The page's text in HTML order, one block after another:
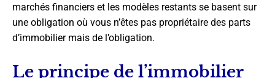
marchés financiers et les modèles restants se basent sur
une obligation où vous n’êtes pas propriétaire des parts
d’immobilier mais de l’obligation.
Le principe de l’immobilier